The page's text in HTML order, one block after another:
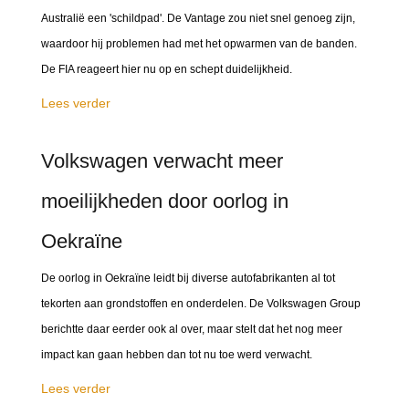
Australië een 'schildpad'. De Vantage zou niet snel genoeg zijn,
waardoor hij problemen had met het opwarmen van de banden.
De FIA reageert hier nu op en schept duidelijkheid.
Lees verder
Volkswagen verwacht meer
moeilijkheden door oorlog in
Oekraïne
De oorlog in Oekraïne leidt bij diverse autofabrikanten al tot
tekorten aan grondstoffen en onderdelen. De Volkswagen Group
berichtte daar eerder ook al over, maar stelt dat het nog meer
impact kan gaan hebben dan tot nu toe werd verwacht.
Lees verder